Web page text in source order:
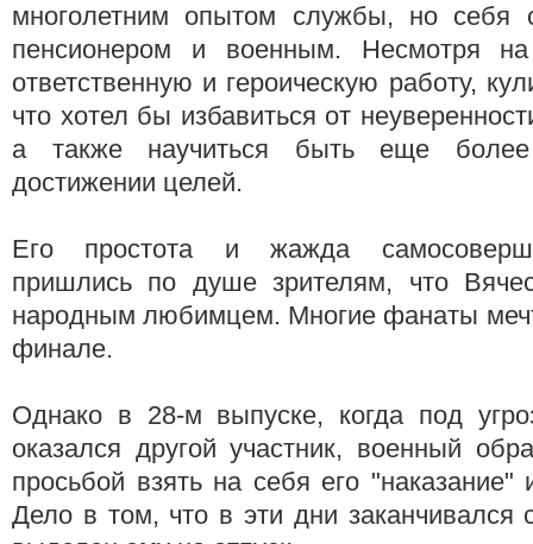
многолетним опытом службы, но себя
пенсионером и военным. Несмотря
ответственную и героическую работу,
что хотел бы избавиться от
а также научиться быть еще
достижении целей.
Его простота и жажда
пришлись по душе зрителям, что
народным любимцем. Многие фанаты
финале.
Однако в 28-м выпуске, когда под
оказался другой участник, военный
просьбой взять на себя его "наказание"
Дело в том, что в эти дни заканчивался